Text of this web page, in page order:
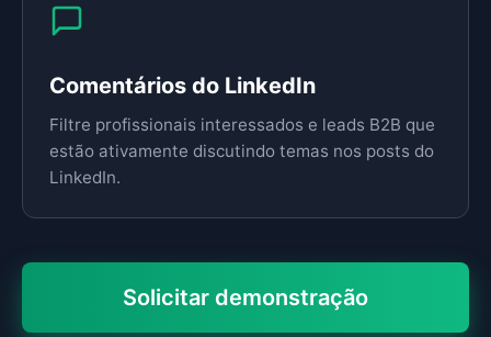
Comentários do LinkedIn
Filtre profissionais interessados e leads B2B que
estão ativamente discutindo temas nos posts do
LinkedIn.
Solicitar demonstração